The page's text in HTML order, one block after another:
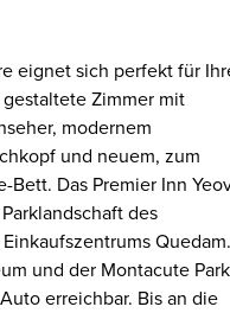
eignet sich perfekt für
Zimmer mit
modernem
und neuem, zum
Das Premier Inn
des
Quedam.
und der Montacute Park
erreichbar. Bis an die